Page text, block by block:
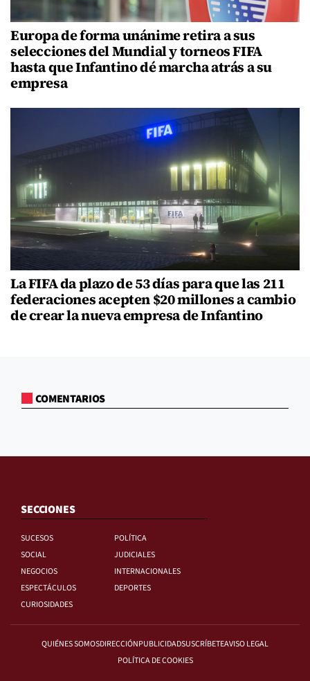
Europa de forma unánime retira a sus
selecciones del Mundial y torneos FIFA
hasta que Infantino dé marcha atrás a su
empresa
La FIFA da plazo de 53 días para que las 211
federaciones acepten $20 millones a cambio
de crear la nueva empresa de Infantino
COMENTARIOS
SECCIONES
SUCESOS
POLÍTICA
SOCIAL
JUDICIALES
NEGOCIOS
INTERNACIONALES
ESPECTÁCULOS
DEPORTES
CURIOSIDADES
QUIÉNES SOMOSDIRECCIÓNPUBLICIDADSUSCRÍBETEAVISO LEGAL
POLÍTICA DE COOKIES